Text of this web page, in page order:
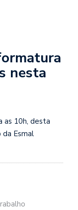
nesta
as 10h, desta
Esmal